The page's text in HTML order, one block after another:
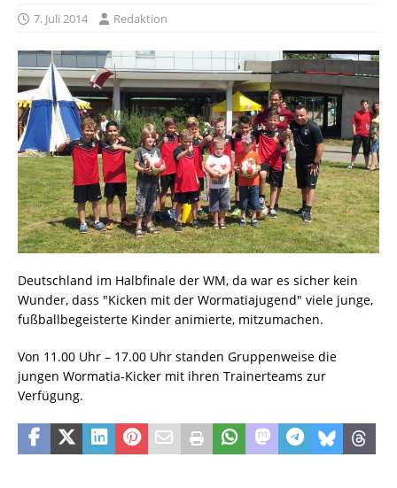
7. Juli 2014 Redaktion
Deutschland im Halbfinale der WM, da war es sicher kein
Wunder, dass "Kicken mit der Wormatiajugend" viele junge,
fußballbegeisterte Kinder animierte, mitzumachen.
Von 11.00 Uhr – 17.00 Uhr standen Gruppenweise die
jungen Wormatia-Kicker mit ihren Trainerteams zur
Verfügung.